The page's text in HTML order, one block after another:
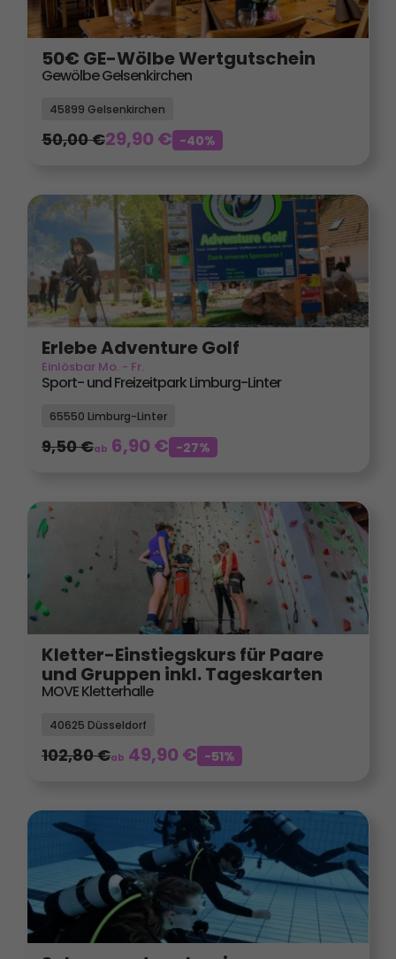
50€ GE-Wölbe Wertgutschein
Gewölbe Gelsenkirchen
45899 Gelsenkirchen
50,00€29,90€ -40%
Erlebe Adventure Golf
Einlösbar Mo. - Fr.
Sport- und Freizeitpark Limburg-Linter
65550 Limburg-Linter
9,50€ab 6,90€ -27%
Kletter-Einstiegskurs für Paare
und Gruppen inkl. Tageskarten
MOVE Kletterhalle
40625 Düsseldorf
102,80€ab 49,90€ -51%